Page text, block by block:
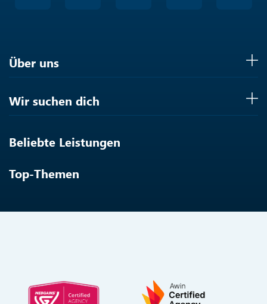
Über uns
Wir suchen dich
Beliebte Leistungen
Top-Themen